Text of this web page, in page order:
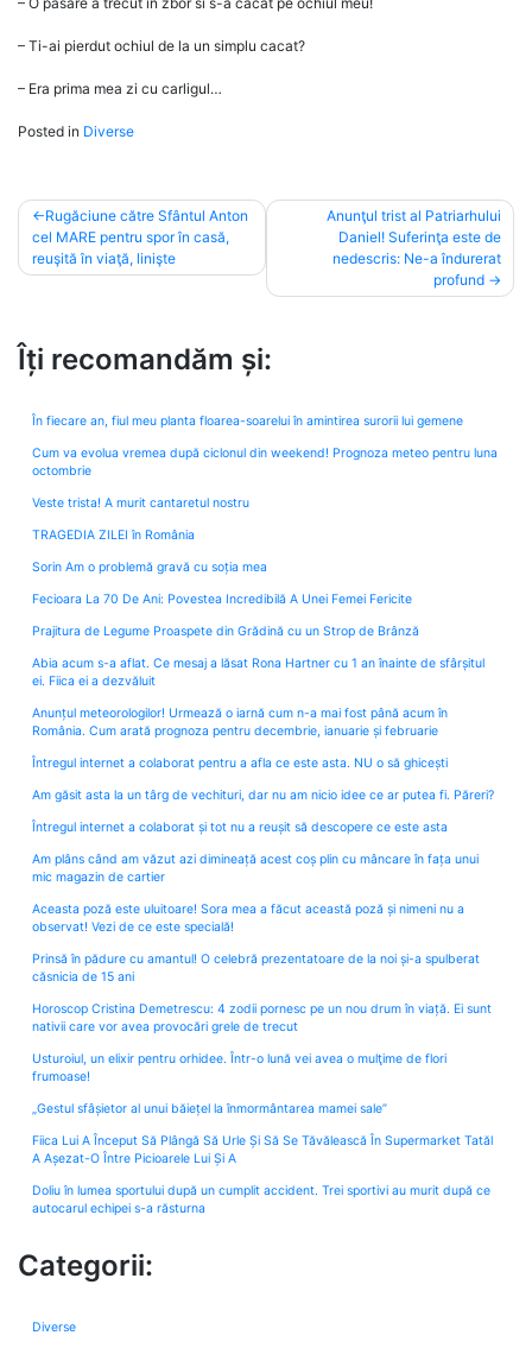
– Ti-ai pierdut ochiul de la un simplu cacat?
– Era prima mea zi cu carligul…
Posted in Diverse
Post
navigation
Rugăciune către Sfântul Anton
cel MARE pentru spor în casă,
reuşită în viaţă, linişte
Anunţul trist al Patriarhului
Daniel! Suferinţa este de
nedescris: Ne-a îndurerat
profund
Îți recomandăm și:
În fiecare an, fiul meu planta floarea-soarelui în amintirea surorii lui gemene
Cum va evolua vremea după ciclonul din weekend! Prognoza meteo pentru luna
octombrie
Veste trista! A murit cantaretul nostru
TRAGEDIA ZILEI în România
Sorin Am o problemă gravă cu soția mea
Fecioara La 70 De Ani: Povestea Incredibilă A Unei Femei Fericite
Prajitura de Legume Proaspete din Grădină cu un Strop de Brânză
Abia acum s-a aflat. Ce mesaj a lăsat Rona Hartner cu 1 an înainte de sfârșitul
ei. Fiica ei a dezvăluit
Anunțul meteorologilor! Urmează o iarnă cum n-a mai fost până acum în
România. Cum arată prognoza pentru decembrie, ianuarie și februarie
Întregul internet a colaborat pentru a afla ce este asta. NU o să ghicești
Am găsit asta la un târg de vechituri, dar nu am nicio idee ce ar putea fi. Păreri?
Întregul internet a colaborat și tot nu a reușit să descopere ce este asta
Am plâns când am văzut azi dimineață acest coș plin cu mâncare în fața unui
mic magazin de cartier
Aceasta poză este uluitoare! Sora mea a făcut această poză și nimeni nu a
observat! Vezi de ce este specială!
Prinsă în pădure cu amantul! O celebră prezentatoare de la noi și-a spulberat
căsnicia de 15 ani
Horoscop Cristina Demetrescu: 4 zodii pornesc pe un nou drum în viață. Ei sunt
nativii care vor avea provocări grele de trecut
Usturoiul, un elixir pentru orhidee. Într-o lună vei avea o mulţime de flori
frumoase!
„Gestul sfâșietor al unui băiețel la înmormântarea mamei sale”
Fiica Lui A Început Să Plângă Să Urle Și Să Se Tăvălească În Supermarket Tatăl
A Așezat-O Între Picioarele Lui Și A
Doliu în lumea sportului după un cumplit accident. Trei sportivi au murit după ce
autocarul echipei s-a răsturna
Categorii:
Diverse